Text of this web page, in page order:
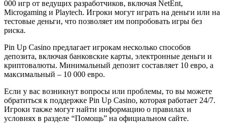
000 игр от ведущих разработчиков, включая NetEnt,
Microgaming и Playtech. Игроки могут играть на деньги или на
тестовые деньги, что позволяет им попробовать игры без
риска.
Pin Up Casino предлагает игрокам несколько способов
депозита, включая банковские карты, электронные деньги и
криптовалюты. Минимальный депозит составляет 10 евро, а
максимальный – 10 000 евро.
Если у вас возникнут вопросы или проблемы, то вы можете
обратиться к поддержке Pin Up Casino, которая работает 24/7.
Игроки также могут найти информацию о правилах и
условиях в разделе “Помощь” на официальном сайте.